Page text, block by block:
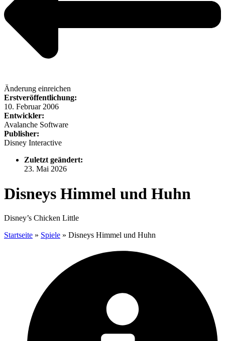
Änderung einreichen
Erstveröffentlichung:
10. Februar 2006
Entwickler:
Avalanche Software
Publisher:
Disney Interactive
Zuletzt geändert:
23. Mai 2026
Disneys Himmel und Huhn
Disney’s Chicken Little
Startseite » Spiele » Disneys Himmel und Huhn